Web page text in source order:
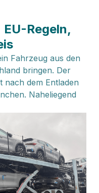
Regeln,
Fahrzeug aus den
bringen. Der
nach dem Entladen
Naheliegend